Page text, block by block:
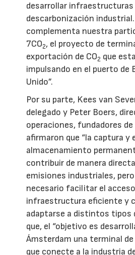
desarrollar
descarbonización
complementa nuestra
7CO2, el proyecto de
exportación de CO2 que
impulsando en el puerto de
Unido”.
Por su parte, Kees van
delegado y Peter Boers,
operaciones, fundadores de
afirmaron que “la captura y
almacenamiento
contribuir de manera
emisiones industriales,
necesario facilitar el
infraestructura eficiente y
adaptarse a distintos tipos
que, el “objetivo es
Ámsterdam una terminal
que conecte a la industria